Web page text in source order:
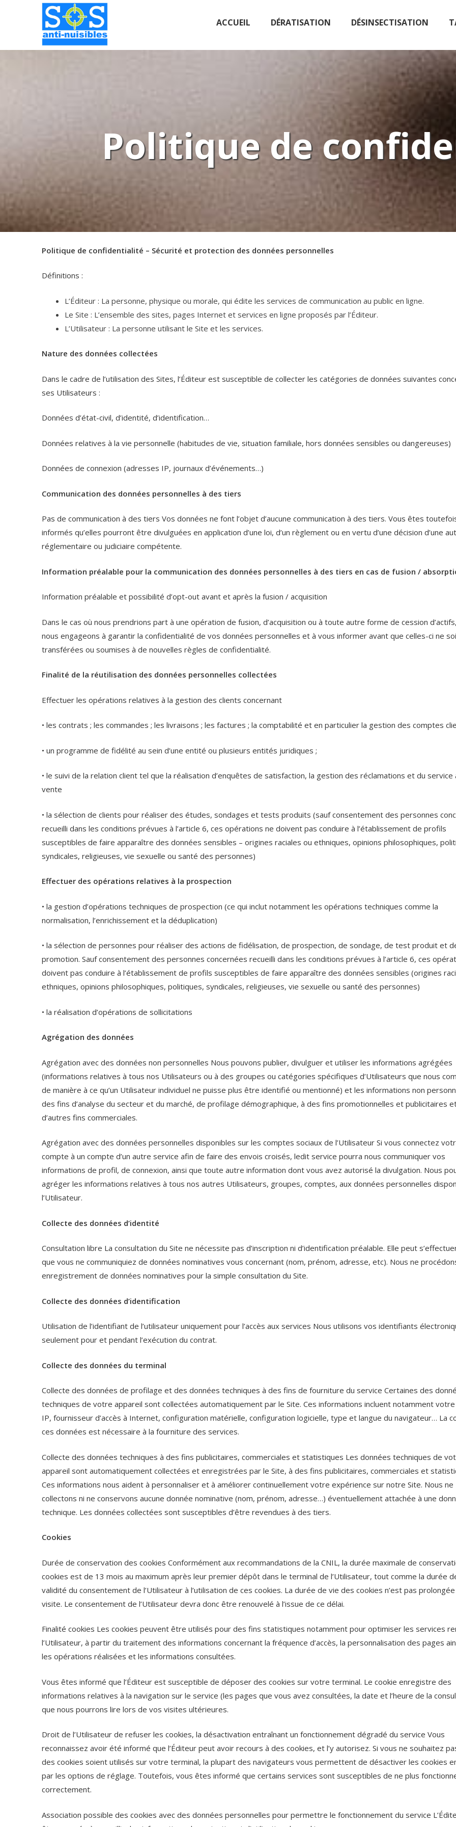
ACCUEIL DÉRATISATION DÉSINSECTISATION
Politique de
Politique de confidentialité – Sécurité et protection des données personnelles
Définitions :
L’Éditeur : La personne, physique ou morale, qui édite les services de communication au public en ligne.
Le Site : L’ensemble des sites, pages Internet et services en ligne proposés par l’Éditeur.
L’Utilisateur : La personne utilisant le Site et les services.
Nature des données collectées
Dans le cadre de l’utilisation des Sites, l’Éditeur est susceptible de collecter les catégories de données suivantes
ses Utilisateurs :
Données d’état-civil, d’identité, d’identification…
Données relatives à la vie personnelle (habitudes de vie, situation familiale, hors données sensibles ou dangereuses)
Données de connexion (adresses IP, journaux d’événements…)
Communication des données personnelles à des tiers
Pas de communication à des tiers Vos données ne font l’objet d’aucune communication à des tiers. Vous êtes
informés qu’elles pourront être divulguées en application d’une loi, d’un règlement ou en vertu d’une décision d’une
réglementaire ou judiciaire compétente.
Information préalable pour la communication des données personnelles à des tiers en cas de fusion /
Information préalable et possibilité d’opt-out avant et après la fusion / acquisition
Dans le cas où nous prendrions part à une opération de fusion, d’acquisition ou à toute autre forme de cession
nous engageons à garantir la confidentialité de vos données personnelles et à vous informer avant que celles-ci ne
transférées ou soumises à de nouvelles règles de confidentialité.
Finalité de la réutilisation des données personnelles collectées
Effectuer les opérations relatives à la gestion des clients concernant
• les contrats ; les commandes ; les livraisons ; les factures ; la comptabilité et en particulier la gestion des comptes
• un programme de fidélité au sein d’une entité ou plusieurs entités juridiques ;
• le suivi de la relation client tel que la réalisation d’enquêtes de satisfaction, la gestion des réclamations et du service
vente
• la sélection de clients pour réaliser des études, sondages et tests produits (sauf consentement des personnes
recueilli dans les conditions prévues à l’article 6, ces opérations ne doivent pas conduire à l’établissement de profils
susceptibles de faire apparaître des données sensibles – origines raciales ou ethniques, opinions philosophiques,
syndicales, religieuses, vie sexuelle ou santé des personnes)
Effectuer des opérations relatives à la prospection
• la gestion d’opérations techniques de prospection (ce qui inclut notamment les opérations techniques comme la
normalisation, l’enrichissement et la déduplication)
• la sélection de personnes pour réaliser des actions de fidélisation, de prospection, de sondage, de test produit et
promotion. Sauf consentement des personnes concernées recueilli dans les conditions prévues à l’article 6, ces
doivent pas conduire à l’établissement de profils susceptibles de faire apparaître des données sensibles (origines
ethniques, opinions philosophiques, politiques, syndicales, religieuses, vie sexuelle ou santé des personnes)
• la réalisation d’opérations de sollicitations
Agrégation des données
Agrégation avec des données non personnelles Nous pouvons publier, divulguer et utiliser les informations agrégées
(informations relatives à tous nos Utilisateurs ou à des groupes ou catégories spécifiques d’Utilisateurs que nous
de manière à ce qu’un Utilisateur individuel ne puisse plus être identifié ou mentionné) et les informations non
des fins d’analyse du secteur et du marché, de profilage démographique, à des fins promotionnelles et publicitaires
d’autres fins commerciales.
Agrégation avec des données personnelles disponibles sur les comptes sociaux de l’Utilisateur Si vous connectez
compte à un compte d’un autre service afin de faire des envois croisés, ledit service pourra nous communiquer vos
informations de profil, de connexion, ainsi que toute autre information dont vous avez autorisé la divulgation. Nous
agréger les informations relatives à tous nos autres Utilisateurs, groupes, comptes, aux données personnelles
l’Utilisateur.
Collecte des données d’identité
Consultation libre La consultation du Site ne nécessite pas d’inscription ni d’identification préalable. Elle peut
que vous ne communiquiez de données nominatives vous concernant (nom, prénom, adresse, etc). Nous ne
enregistrement de données nominatives pour la simple consultation du Site.
Collecte des données d’identification
Utilisation de l’identifiant de l’utilisateur uniquement pour l’accès aux services Nous utilisons vos identifiants
seulement pour et pendant l’exécution du contrat.
Collecte des données du terminal
Collecte des données de profilage et des données techniques à des fins de fourniture du service Certaines des
techniques de votre appareil sont collectées automatiquement par le Site. Ces informations incluent notamment
IP, fournisseur d’accès à Internet, configuration matérielle, configuration logicielle, type et langue du navigateur… La
ces données est nécessaire à la fourniture des services.
Collecte des données techniques à des fins publicitaires, commerciales et statistiques Les données techniques de
appareil sont automatiquement collectées et enregistrées par le Site, à des fins publicitaires, commerciales et
Ces informations nous aident à personnaliser et à améliorer continuellement votre expérience sur notre Site. Nous ne
collectons ni ne conservons aucune donnée nominative (nom, prénom, adresse…) éventuellement attachée à une
technique. Les données collectées sont susceptibles d’être revendues à des tiers.
Cookies
Durée de conservation des cookies Conformément aux recommandations de la CNIL, la durée maximale de
cookies est de 13 mois au maximum après leur premier dépôt dans le terminal de l’Utilisateur, tout comme la durée
validité du consentement de l’Utilisateur à l’utilisation de ces cookies. La durée de vie des cookies n’est pas prolongée
visite. Le consentement de l’Utilisateur devra donc être renouvelé à l’issue de ce délai.
Finalité cookies Les cookies peuvent être utilisés pour des fins statistiques notamment pour optimiser les services
l’Utilisateur, à partir du traitement des informations concernant la fréquence d’accès, la personnalisation des pages
les opérations réalisées et les informations consultées.
Vous êtes informé que l’Éditeur est susceptible de déposer des cookies sur votre terminal. Le cookie enregistre des
informations relatives à la navigation sur le service (les pages que vous avez consultées, la date et l’heure de la
que nous pourrons lire lors de vos visites ultérieures.
Droit de l’Utilisateur de refuser les cookies, la désactivation entraînant un fonctionnement dégradé du service Vous
reconnaissez avoir été informé que l’Éditeur peut avoir recours à des cookies, et l’y autorisez. Si vous ne souhaitez
des cookies soient utilisés sur votre terminal, la plupart des navigateurs vous permettent de désactiver les cookies
par les options de réglage. Toutefois, vous êtes informé que certains services sont susceptibles de ne plus
correctement.
Association possible des cookies avec des données personnelles pour permettre le fonctionnement du service